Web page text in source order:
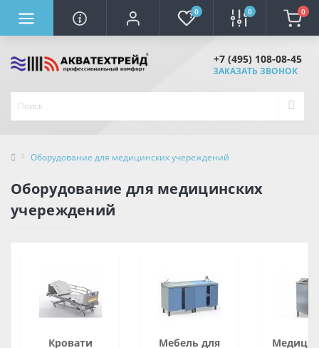
0 0 0
+7 (495) 108-08-45
ЗАКАЗАТЬ ЗВОНОК
Оборудование для медицинских учереждений
Оборудование для медицинских
учереждений
Кровати
Мебель для